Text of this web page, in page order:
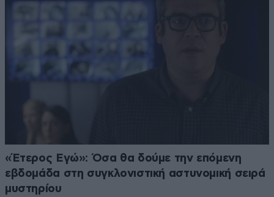
«Έτερος Εγώ»: Όσα θα δούμε την επόμενη
εβδομάδα στη συγκλονιστική αστυνομική σειρά
μυστηρίου